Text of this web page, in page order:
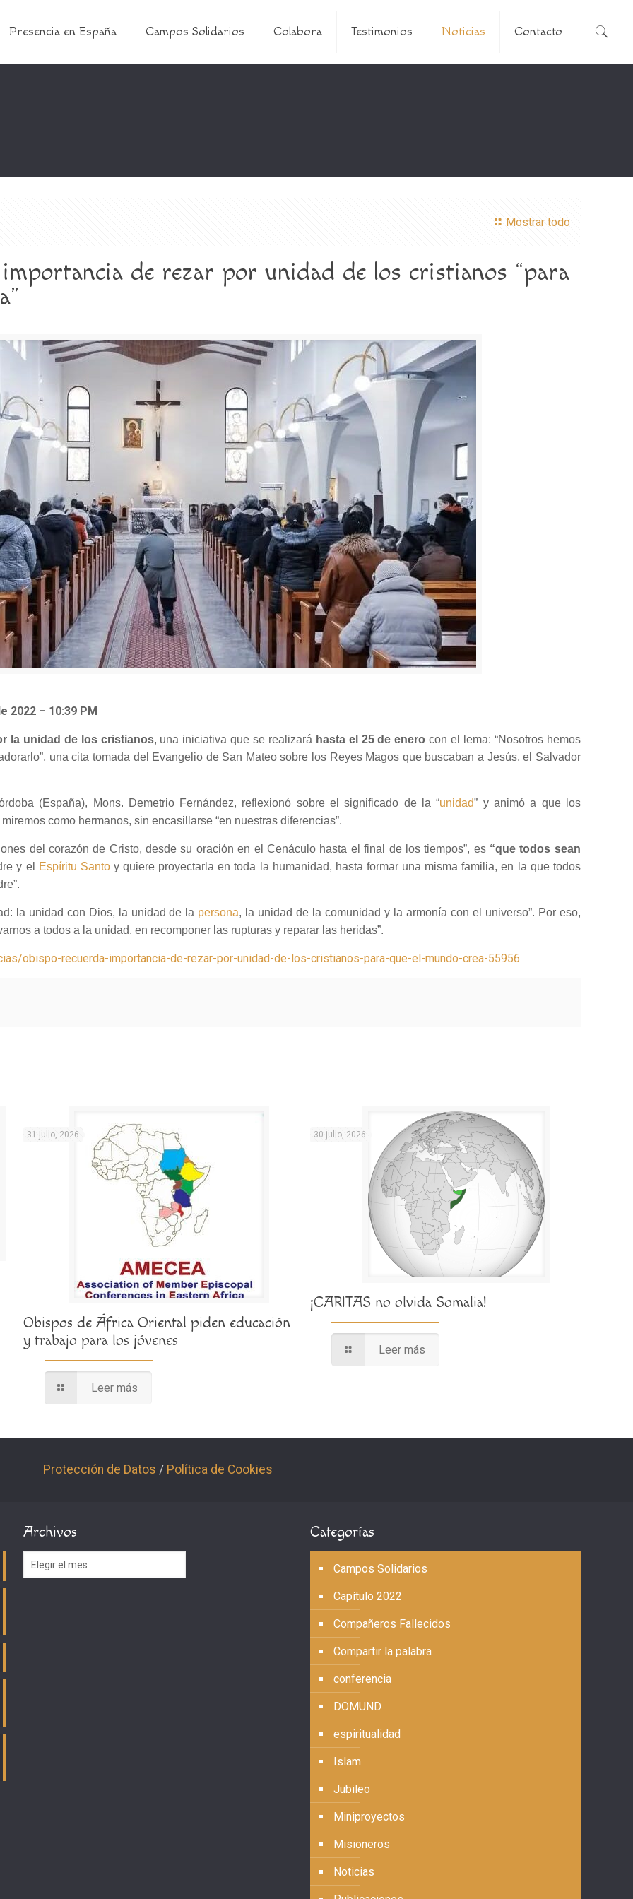
Presencia en España Campos Solidarios Colabora Testimonios Noticias Contacto
Mostrar todo
de rezar por unidad de los cristianos “para
2022 – 10:39 PM
la unidad de los cristianos, una iniciativa que se realizará hasta el 25 de enero con el lema: “Nosotros hemos
una cita tomada del Evangelio de San Mateo sobre los Reyes Magos que buscaban a Jesús, el Salvador
(España), Mons. Demetrio Fernández, reflexionó sobre el significado de la “unidad” y animó a que los
como hermanos, sin encasillarse “en nuestras diferencias”.
del corazón de Cristo, desde su oración en el Cenáculo hasta el final de los tiempos”, es “que todos sean
y el Espíritu Santoy quiere proyectarla en toda la humanidad, hasta formar una misma familia, en la que todos
la unidad con Dios, la unidad de la persona, la unidad de la comunidad y la armonía con el universo”. Por eso,
a todos a la unidad, en recomponer las rupturas y reparar las heridas”.
obispo-recuerda-importancia-de-rezar-por-unidad-de-los-cristianos-para-que-el-mundo-crea-55956
31 julio, 2026
Obispos de África Oriental piden educación
y trabajo para los jóvenes
Leer más
30 julio, 2026
¡CARITAS no olvida Somalia!
Leer más
Protección de Datos / Política de Cookies
Archivos
Archivos
Categorías
Campos Solidarios
Capítulo 2022
Compañeros Fallecidos
Compartir la palabra
conferencia
DOMUND
espiritualidad
Islam
Jubileo
Miniproyectos
Misioneros
Noticias